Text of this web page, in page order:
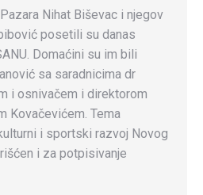
Nihat Biševac i njegov
posetili su danas
Domaćini su im bili
sa saradnicima dr
i osnivačem i direktorom
Kovačevićem. Tema
i sportski razvoj Novog
i za potpisivanje